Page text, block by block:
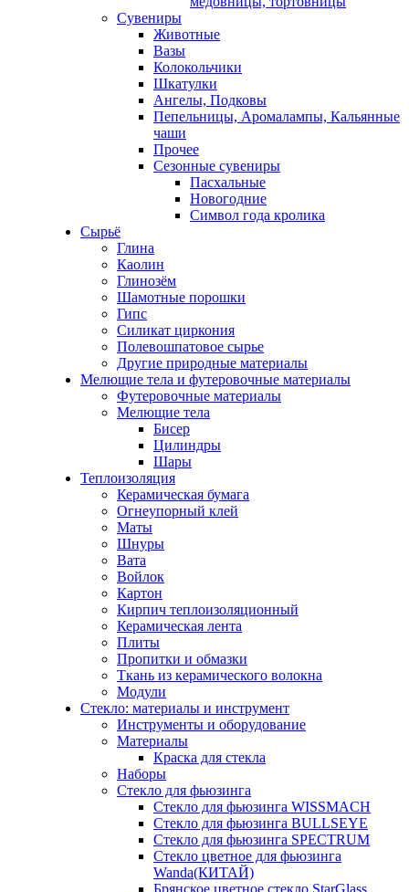
Сувениры
Животные
Вазы
Колокольчики
Шкатулки
Ангелы, Подковы
Пепельницы, Аромалампы, Кальянные
чаши
Прочее
Сезонные сувениры
Пасхальные
Новогодние
Символ года кролика
Сырьё
Глина
Каолин
Глинозём
Шамотные порошки
Гипс
Силикат циркония
Полевошпатовое сырье
Другие природные материалы
Мелющие тела и футеровочные материалы
Футеровочные материалы
Мелющие тела
Бисер
Цилиндры
Шары
Теплоизоляция
Керамическая бумага
Огнеупорный клей
Маты
Шнуры
Вата
Войлок
Картон
Кирпич теплоизоляционный
Керамическая лента
Плиты
Пропитки и обмазки
Ткань из керамического волокна
Модули
Стекло: материалы и инструмент
Инструменты и оборудование
Материалы
Краска для стекла
Наборы
Стекло для фьюзинга
Стекло для фьюзинга WISSMACH
Стекло для фьюзинга BULLSEYE
Стекло для фьюзинга SPECTRUM
Стекло цветное для фьюзинга
Wanda(КИТАЙ)
Брянское цветное стекло StarGlass